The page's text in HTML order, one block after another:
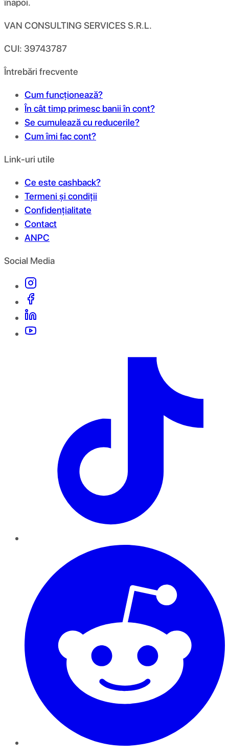
înapoi.
VAN CONSULTING SERVICES S.R.L.
CUI: 39743787
Întrebări frecvente
Cum funcționează?
În cât timp primesc banii în cont?
Se cumulează cu reducerile?
Cum îmi fac cont?
Link-uri utile
Ce este cashback?
Termeni și condiții
Confidențialitate
Contact
ANPC
Social Media